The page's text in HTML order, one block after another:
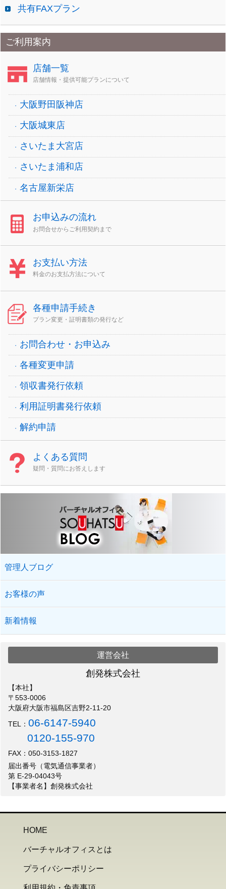
共有FAXプラン
ご利用案内
店舗一覧
店舗情報・提供可能プランについて
大阪野田阪神店
大阪城東店
さいたま大宮店
さいたま浦和店
名古屋新栄店
お申込みの流れ
お問合せからご利用契約まで
お支払い方法
料金のお支払方法について
各種申請手続き
プラン変更・証明書類の発行など
お問合わせ・お申込み
各種変更申請
領収書発行依頼
利用証明書発行依頼
解約申請
よくある質問
疑問・質問にお答えします
管理人ブログ
お客様の声
新着情報
運営会社
創発株式会社
【本社】
〒553-0006
大阪府大阪市福島区吉野2-11-20
TEL：06-6147-5940
0120-155-970
FAX：050-3153-1827
届出番号（電気通信事業者）
第 E-29-04043号
【事業者名】創発株式会社
HOME
バーチャルオフィスとは
プライバシーポリシー